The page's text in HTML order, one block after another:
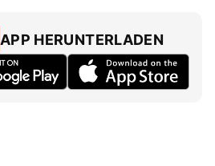
APP HERUNTERLADEN